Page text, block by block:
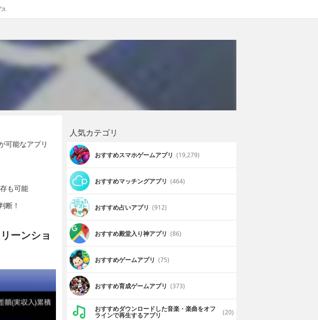
可能なアプリ
も可能
断！
ーンショ
人気カテゴリ
おすすめスマホゲームアプリ (19,279)
おすすめマッチングアプリ (464)
おすすめ占いアプリ (912)
おすすめ殿堂入り神アプリ (86)
おすすめゲームアプリ (75)
おすすめ育成ゲームアプリ (373)
おすすめダウンロードした音楽・楽曲をオフ
ラインで再生するアプリ (20)